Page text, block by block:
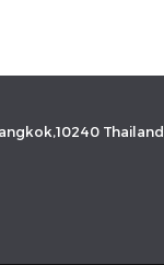
Thailand